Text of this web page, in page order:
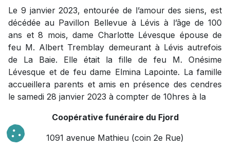
Le 9 janvier 2023, entourée de l’amour des siens, est
décédée au Pavillon Bellevue à Lévis à l’âge de 100
ans et 8 mois, dame Charlotte Lévesque épouse de
feu M. Albert Tremblay demeurant à Lévis autrefois
de La Baie. Elle était la fille de feu M. Onésime
Lévesque et de feu dame Elmina Lapointe. La famille
accueillera parents et amis en présence des cendres
le samedi 28 janvier 2023 à compter de 10hres à la
Coopérative funéraire du Fjord
1091 avenue Mathieu (coin 2e Rue)